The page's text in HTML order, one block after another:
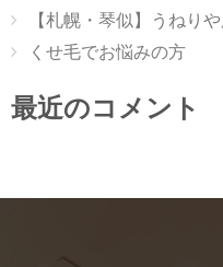
【札幌・琴似】うねり
くせ毛でお悩みの方
最近のコメント